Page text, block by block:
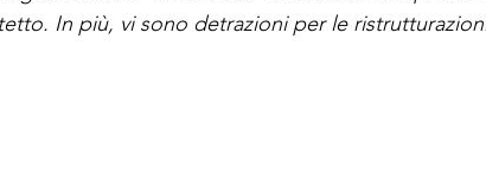
In più, vi sono detrazioni per le